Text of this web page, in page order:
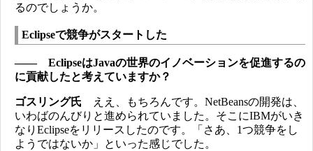
るのでしょうか。
Eclipseで競争がスタートした
―― EclipseはJavaの世界のイノベーションを促進するの
に貢献したと考えていますか？
ゴスリング氏 ええ、もちろんです。NetBeansの開発は、
いわばのんびりと進められていました。そこにIBMがいき
なりEclipseをリリースしたのです。「さあ、1つ競争をし
ようではないか」といった感じでした。